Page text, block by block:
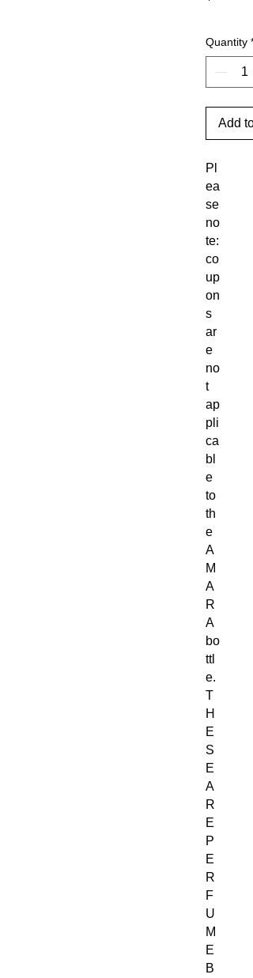
Quantity *
Add
Pl
ea
se
no
te:
co
up
on
s
ar
e
no
t
ap
pli
ca
bl
e
to
th
e
A
M
A
R
A
bo
ttl
e.
T
H
E
S
E
A
R
E
P
E
R
F
U
M
E
B